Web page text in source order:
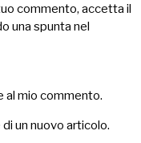
commento, accetta il
una spunta nel
al mio commento.
un nuovo articolo.